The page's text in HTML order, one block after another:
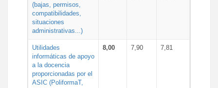
(bajas, permisos,
compatibilidades,
situaciones
administrativas...)
Utilidades
informáticas de apoyo
a la docencia
proporcionadas por el
ASIC (PoliformaT,
8,00 7,90 7,81